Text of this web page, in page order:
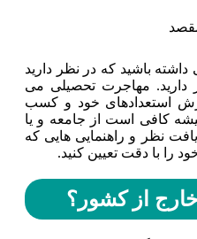
باشید که در نظر دارید
دارید. مهاجرت تحصیلی می
استعدادهای خود و کسب
کافی است از جامعه و یا
نظر و راهنمایی هایی که
را با دقت تعیین کنید.
از کشور؟